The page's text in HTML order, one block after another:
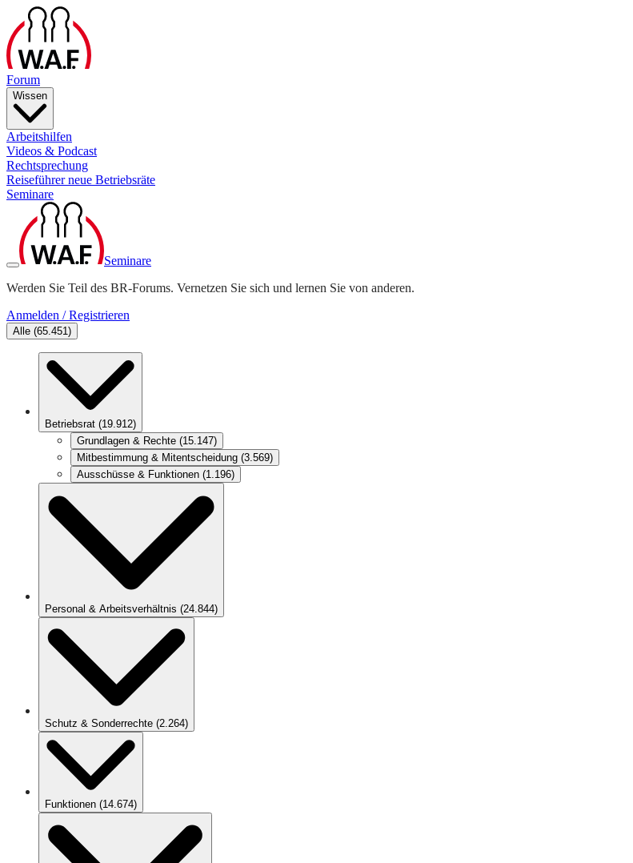
Forum
Wissen
Arbeitshilfen
Videos & Podcast
Rechtsprechung
Reiseführer neue Betriebsräte
Seminare
Seminare
Werden Sie Teil des BR-Forums. Vernetzen Sie sich und lernen Sie von anderen.
Anmelden / Registrieren
Alle (65.451)
Betriebsrat (19.912)
Grundlagen & Rechte (15.147)
Mitbestimmung & Mitentscheidung (3.569)
Ausschüsse & Funktionen (1.196)
Personal & Arbeitsverhältnis (24.844)
Schutz & Sonderrechte (2.264)
Funktionen (14.674)